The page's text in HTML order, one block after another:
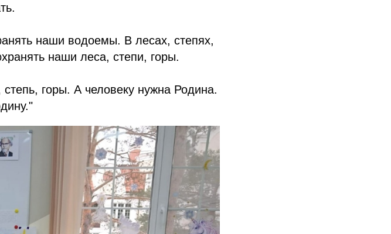
наши водоемы. В лесах, степях,
наши леса, степи, горы.
горы. А человеку нужна Родина.